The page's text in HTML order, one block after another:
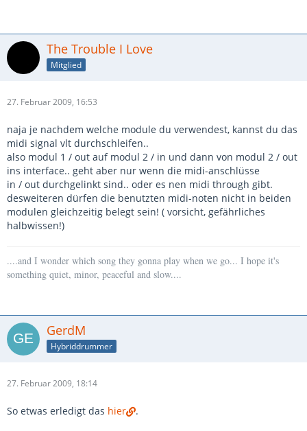
The Trouble I Love
Mitglied
27. Februar 2009, 16:53
naja je nachdem welche module du verwendest, kannst du das
midi signal vlt durchschleifen..
also modul 1 / out auf modul 2 / in und dann von modul 2 / out
ins interface.. geht aber nur wenn die midi-anschlüsse
in / out durchgelinkt sind.. oder es nen midi through gibt.
desweiteren dürfen die benutzten midi-noten nicht in beiden
modulen gleichzeitig belegt sein! ( vorsicht, gefährliches
halbwissen!)
....and I wonder which song they gonna play when we go... I hope it's
something quiet, minor, peaceful and slow....
GerdM
Hybriddrummer
27. Februar 2009, 18:14
So etwas erledigt das hier .